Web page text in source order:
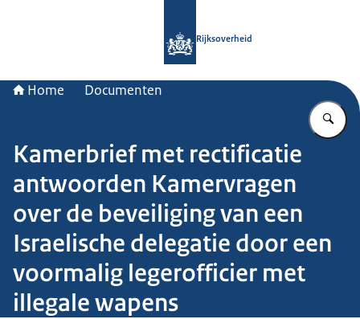
Rijksoverheid
Home Documenten
Kamerbrief met rectificatie
antwoorden Kamervragen
over de beveiliging van een
Israelische delegatie door een
voormalig legerofficier met
illegale wapens